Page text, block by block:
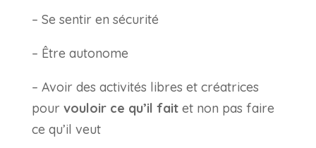
– Se sentir en sécurité
– Être autonome
– Avoir des activités libres et créatrices
pour vouloir ce qu’il faitet non pas faire
ce qu’il veut